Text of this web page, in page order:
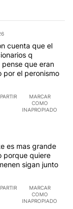
cuenta que el
q
que eran
por el peronismo
MARCAR
COMO
INAPROPIADO
es mas grande
porque quiere
sigan junto
MARCAR
COMO
INAPROPIADO